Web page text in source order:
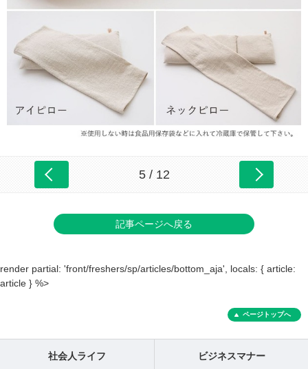
5 / 12
記事ページへ戻る
render partial: 'front/freshers/sp/articles/bottom_aja', locals: { article:
article } %>
ページトップへ
社会人ライフ ビジネスマナー